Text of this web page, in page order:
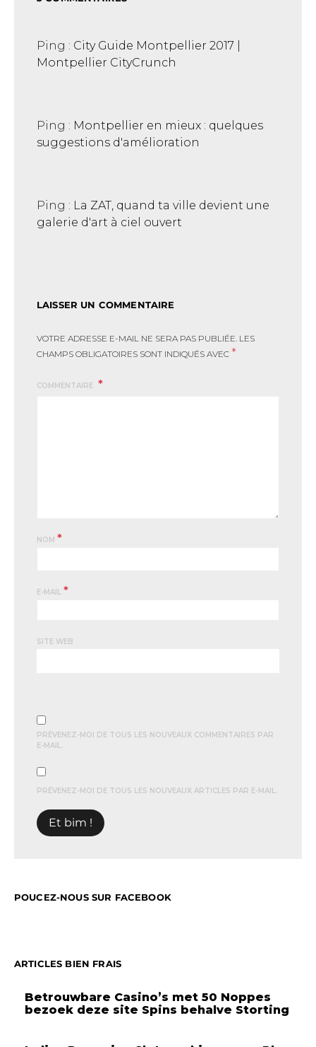
Ping : City Guide Montpellier 2017 |
Montpellier CityCrunch
Ping : Montpellier en mieux : quelques
suggestions d'amélioration
Ping : La ZAT, quand ta ville devient une
galerie d'art à ciel ouvert
LAISSER UN COMMENTAIRE
VOTRE ADRESSE E-MAIL NE SERA PAS PUBLIÉE. LES
CHAMPS OBLIGATOIRES SONT INDIQUÉS AVEC *
COMMENTAIRE
NOM *
E-MAIL *
SITE WEB
PRÉVENEZ-MOI DE TOUS LES NOUVEAUX COMMENTAIRES PAR
E-MAIL.
PRÉVENEZ-MOI DE TOUS LES NOUVEAUX ARTICLES PAR E-MAIL.
POUCEZ-NOUS SUR FACEBOOK
ARTICLES BIEN FRAIS
Betrouwbare Casino’s met 50 Noppes
bezoek deze site Spins behalve Storting